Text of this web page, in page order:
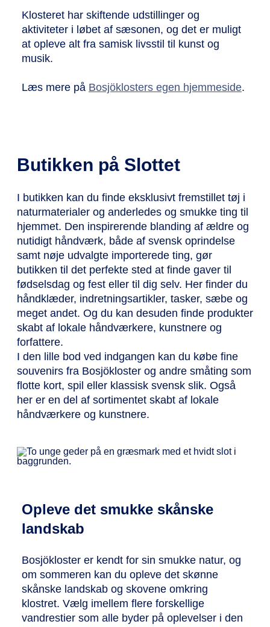
Klosteret har skiftende udstillinger og
aktiviteter i løbet af sæsonen, og det er muligt
at opleve alt fra samisk livsstil til kunst og
musik.
Læs mere på Bosjöklosters egen hjemmeside.
Butikken på Slottet
I butikken kan du finde eksklusivt fremstillet tøj i
naturmaterialer og anderledes og smukke ting til
hjemmet. Den inspirerende blanding af ældre og
nutidigt håndværk, både af svensk oprindelse
samt nøje udvalgte importerede ting, gør
butikken til det perfekte sted at finde gaver til
fødselsdag og fest eller til dig selv. Her finder du
håndklæder, indretningsartikler, tasker, sæbe og
meget andet. Og du kan desuden finde produkter
skabt af lokale håndværkere, kunstnere og
forfattere.
I den lille bod ved indgangen kan du købe fine
souvenirs fra Bosjökloster og andre småting som
flotte kort, spil eller klassisk svensk slik. Også
her er en del af sortimentet skabt af lokale
håndværkere og kunstnere.
Opleve det smukke skånske
landskab
Bosjökloster er kendt for sin smukke natur, og
om sommeren kan du opleve det skønne
skånske landskab og skovene omkring
klostret. Vælg imellem flere forskellige
vandrestier som alle byder på oplevelser i den